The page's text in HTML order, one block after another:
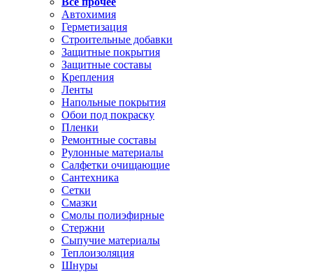
Автохимия
Герметизация
Строительные добавки
Защитные покрытия
Защитные составы
Крепления
Ленты
Напольные покрытия
Обои под покраску
Пленки
Ремонтные составы
Рулонные материалы
Салфетки очищающие
Сантехника
Сетки
Смазки
Смолы полиэфирные
Стержни
Сыпучие материалы
Теплоизоляция
Шнуры